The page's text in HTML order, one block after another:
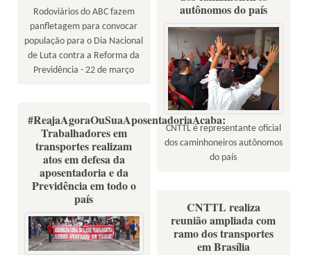
Rodoviários do ABC fazem
panfletagem para convocar
população para o Dia Nacional
de Luta contra a Reforma da
Previdência - 22 de março
autônomos do país
CNTTL é representante oficial
dos caminhoneiros autônomos
do país
#ReajaAgoraOuSuaAposentadoriaAcaba:
Trabalhadores em
transportes realizam
atos em defesa da
aposentadoria e da
Previdência em todo o
país
CNTTL realiza
reunião ampliada com
ramo dos transportes
em Brasília